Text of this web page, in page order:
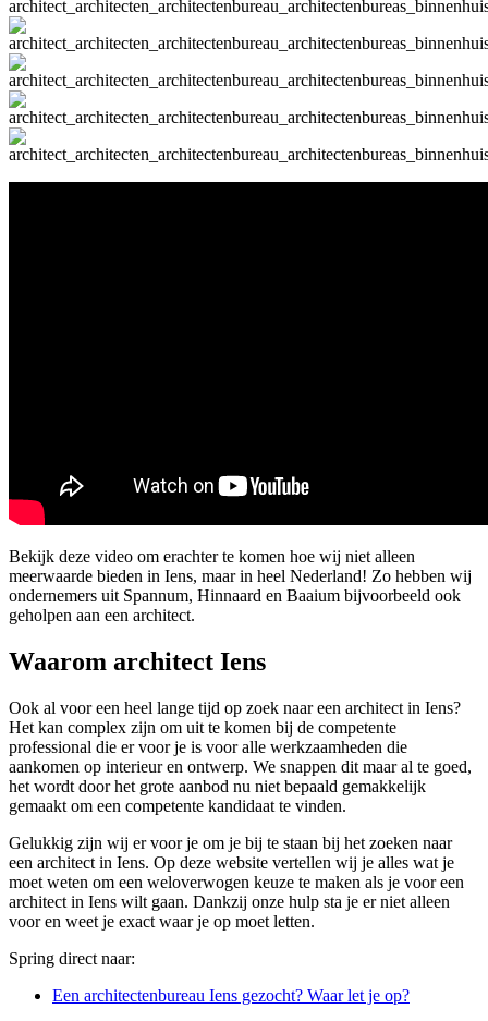
Bekijk deze video om erachter te komen hoe wij niet alleen
meerwaarde bieden in Iens, maar in heel Nederland! Zo hebben wij
ondernemers uit Spannum, Hinnaard en Baaium bijvoorbeeld ook
geholpen aan een architect.
Waarom architect Iens
Ook al voor een heel lange tijd op zoek naar een architect in Iens?
Het kan complex zijn om uit te komen bij de competente
professional die er voor je is voor alle werkzaamheden die
aankomen op interieur en ontwerp. We snappen dit maar al te goed,
het wordt door het grote aanbod nu niet bepaald gemakkelijk
gemaakt om een competente kandidaat te vinden.
Gelukkig zijn wij er voor je om je bij te staan bij het zoeken naar
een architect in Iens. Op deze website vertellen wij je alles wat je
moet weten om een weloverwogen keuze te maken als je voor een
architect in Iens wilt gaan. Dankzij onze hulp sta je er niet alleen
voor en weet je exact waar je op moet letten.
Spring direct naar:
Een architectenbureau Iens gezocht? Waar let je op?